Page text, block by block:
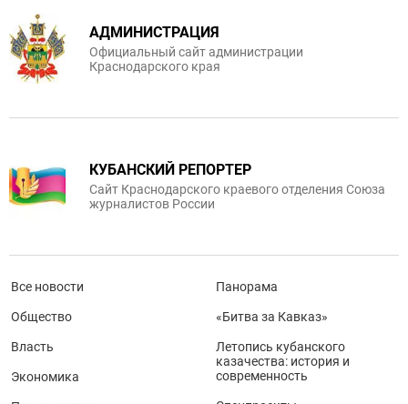
АДМИНИСТРАЦИЯ
Официальный сайт администрации
Краснодарского края
КУБАНСКИЙ РЕПОРТЕР
Сайт Краснодарского краевого отделения Союза
журналистов России
Все новости
Общество
Власть
Экономика
Панорама
«Битва за Кавказ»
Летопись кубанского
казачества: история и
современность